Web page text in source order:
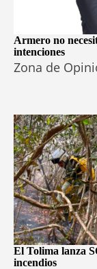
Armero no
intenciones
Zona de
El Tolima lanza
incendios